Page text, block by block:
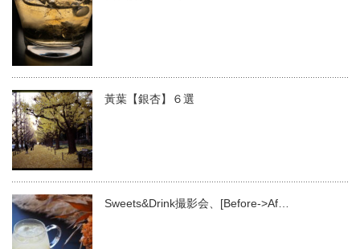
黃葉【銀杏】６選
Sweets&Drink撮影会、[Before->Af…